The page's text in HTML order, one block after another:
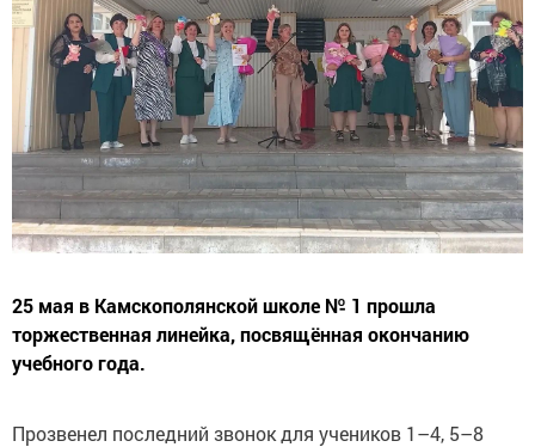
25 мая в Камскополянской школе № 1 прошла
торжественная линейка, посвящённая окончанию
учебного года.
Прозвенел последний звонок для учеников 1–4, 5–8